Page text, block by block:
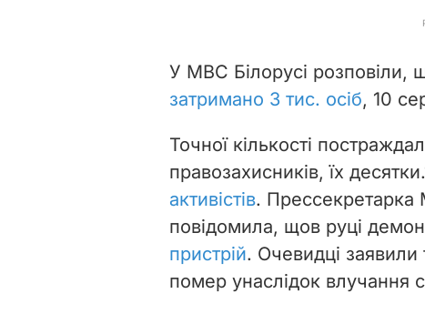
У МВС Білорусі розповіли,
затримано 3 тис. осіб, 10
Точної кількості
правозахисників, їх десятки.
активістів. Прессекретарка
повідомила, щов руці
пристрій. Очевидці заявили
помер унаслідок влучання